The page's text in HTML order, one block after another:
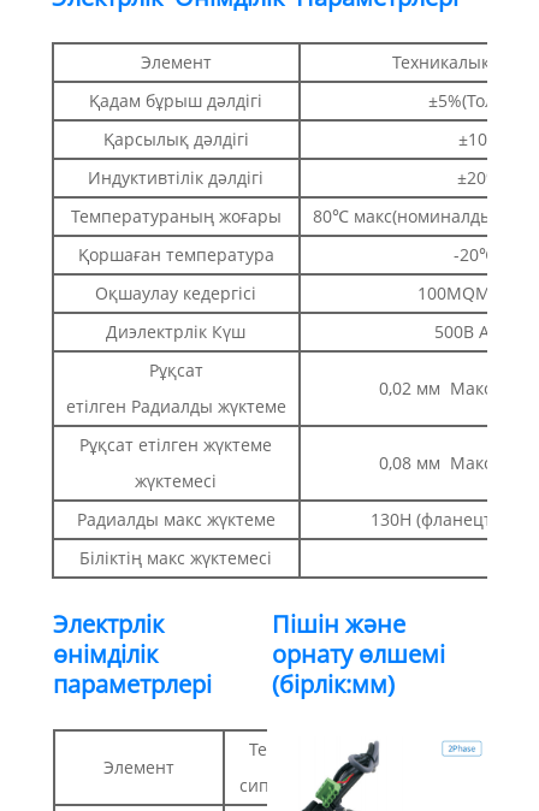
Элемент
Техникалық
Қадам бұрыш дәлдігі
±5%(Толық
Қарсылық дәлдігі
Индуктивтілік дәлдігі
Температураның жоғары
80℃ макс(номиналды ток,
Қоршаған температура
-
Оқшаулау кедергісі
100MQMin
Диэлектрлік Күш
500В AC 1
Рұқсат
етілген Радиалды жүктеме
0,02 мм Макс. (450
Рұқсат етілген жүктеме
жүктемесі
0,08 мм Макс. (450
Радиалды макс жүктеме
130Н (фланецтің
Біліктің макс жүктемесі
Электрлік
өнімділік
параметрлері
Элемент
Техникалық
сипаттамалар
Пішін және
орнату өлшемі
(бірлік:мм)